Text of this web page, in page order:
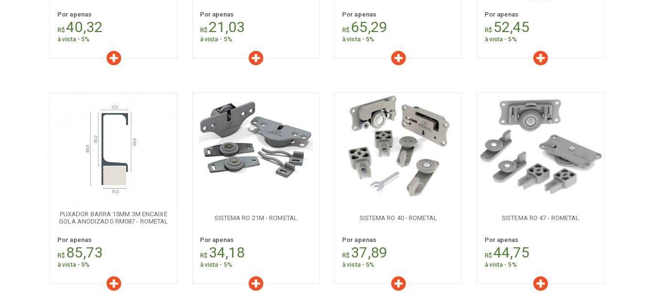
Por apenas
R$40,32
à vista - 5%
Por apenas
R$ 21,03
à vista - 5%
Por apenas
R$ 65,29
à vista - 5%
Por apenas
R$ 52,45
à vista - 5%
PUXADOR BARRA 15MM 3M ENCAIXE
GOLA ANODIZADO RM087 - ROMETAL
Por apenas
R$ 85,73
à vista - 5%
Características
Quantidade:
SISTEMA RO 21M - ROMETAL
Por apenas
R$ 34,18
à vista - 5%
Características
SISTEMA RO 40 - ROMETAL
Por apenas
R$ 37,89
à vista - 5%
Características
Quantidade:
-
SISTEMA RO 47 - ROMETAL
Por apenas
R$ 44,75
à vista - 5%
Características
Quantidade:
-